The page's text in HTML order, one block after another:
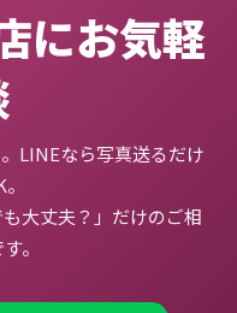
にお気軽
LINEなら写真送るだけ
大丈夫？」だけのご相
。